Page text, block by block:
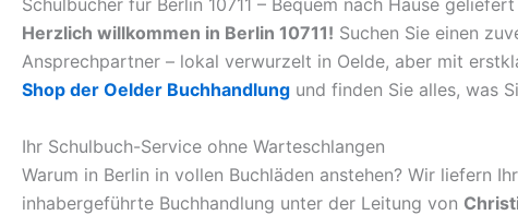
Schulbücher für Berlin 10711 – Bequem nach Hause geliefert
Herzlich willkommen in Berlin 10711! Suchen Sie einen
Ansprechpartner – lokal verwurzelt in Oelde, aber mit
Shop der Oelder Buchhandlung und finden Sie alles, was
Ihr Schulbuch-Service ohne Warteschlangen
Warum in Berlin in vollen Buchläden anstehen? Wir liefern
inhabergeführte Buchhandlung unter der Leitung von